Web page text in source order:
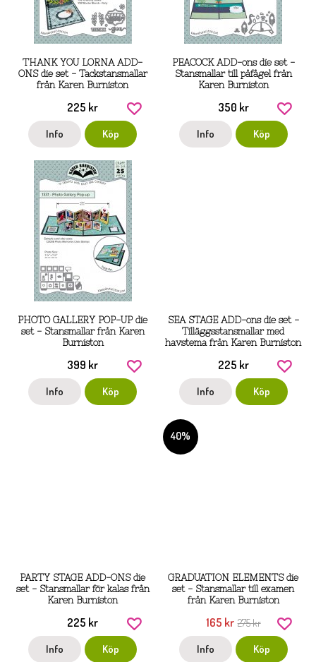
THANK YOU LORNA ADD-
ONS die set - Tackstansmallar
från Karen Burniston
225 kr
Info Köp
PEACOCK ADD-ons die set -
Stansmallar till påfågel från
Karen Burniston
350 kr
Info Köp
PHOTO GALLERY POP-UP die
set - Stansmallar från Karen
Burniston
399 kr
Info Köp
SEA STAGE ADD-ons die set -
Tilläggsstansmallar med
havstema från Karen Burniston
225 kr
Info Köp
PARTY STAGE ADD-ONS die
set - Stansmallar för kalas från
Karen Burniston
225 kr
Info Köp
40%
GRADUATION ELEMENTS die
set - Stansmallar till examen
från Karen Burniston
165 kr 275 kr
Info Köp